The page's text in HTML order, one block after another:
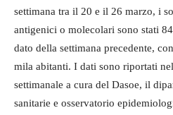
settimana tra il 20 e il 26 marzo, i
antigenici o molecolari sono stati
dato della settimana precedente,
mila abitanti. I dati sono riportati
settimanale a cura del Dasoe, il
sanitarie e osservatorio